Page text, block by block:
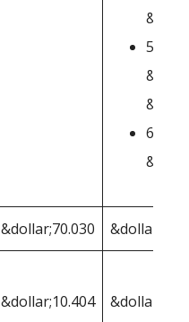
5.55%:
6.60%:
&dollar;70.030
&dollar;10.404